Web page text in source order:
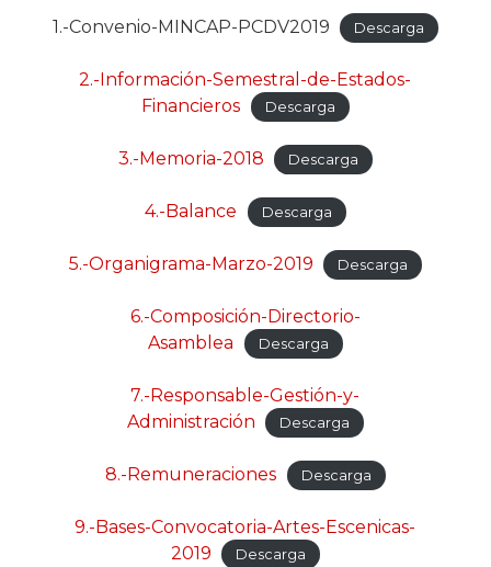
1.-Convenio-MINCAP-PCDV2019 Descarga
2.-Información-Semestral-de-Estados-
Financieros
Descarga
3.-Memoria-2018 Descarga
4.-Balance Descarga
5.-Organigrama-Marzo-2019 Descarga
6.-Composición-Directorio-
Asamblea
Descarga
7.-Responsable-Gestión-y-
Administración
Descarga
8.-Remuneraciones Descarga
9.-Bases-Convocatoria-Artes-Escenicas-
2019
Descarga